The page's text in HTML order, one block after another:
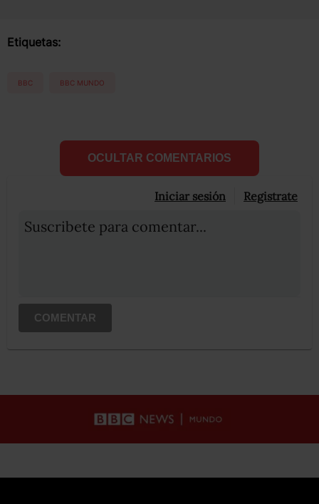
Etiquetas:
BBC BBC MUNDO
OCULTAR COMENTARIOS
Iniciar sesión Registrate
Suscribete para comentar...
COMENTAR